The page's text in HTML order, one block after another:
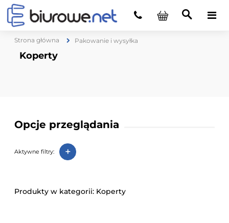
Strona główna Pakowanie i wysyłka
Koperty
Opcje przeglądania
Aktywne filtry: +
Koperty